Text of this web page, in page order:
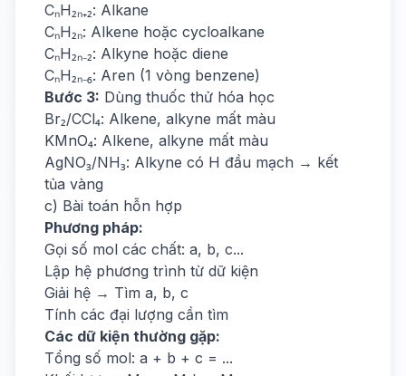
CₙH₂ₙ₊₂: Alkane
CₙH₂ₙ: Alkene hoặc cycloalkane
CₙH₂ₙ₋₂: Alkyne hoặc diene
CₙH₂ₙ₋₆: Aren (1 vòng benzene)
Bước 3: Dùng thuốc thử hóa học
Br₂/CCl₄: Alkene, alkyne mất màu
KMnO₄: Alkene, alkyne mất màu
AgNO₃/NH₃: Alkyne có H đầu mạch → kết
tủa vàng
c) Bài toán hỗn hợp
Phương pháp:
Gọi số mol các chất: a, b, c...
Lập hệ phương trình từ dữ kiện
Giải hệ → Tìm a, b, c
Tính các đại lượng cần tìm
Các dữ kiện thường gặp:
Tổng số mol: a + b + c = ...